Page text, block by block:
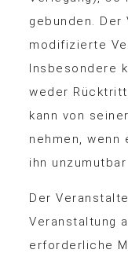
gebunden.
modifizierte
Insbesondere
weder
kann von
nehmen,
ihn
Der
Veranstaltung
erforderliche